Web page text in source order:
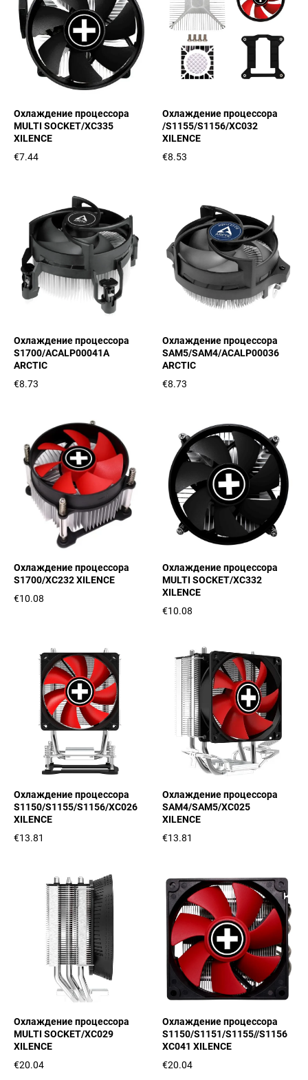
Охлаждение процессора
MULTI SOCKET/XC335
XILENCE
€7.44
Охлаждение процессора
/S1155/S1156/XC032
XILENCE
€8.53
Охлаждение процессора
S1700/ACALP00041A
ARCTIC
€8.73
Охлаждение процессора
SAM5/SAM4/ACALP00036
ARCTIC
€8.73
Охлаждение процессора
S1700/XC232 XILENCE
€10.08
Охлаждение процессора
MULTI SOCKET/XC332
XILENCE
€10.08
Охлаждение процессора
S1150/S1155/S1156/XC026
XILENCE
€13.81
Охлаждение процессора
SAM4/SAM5/XC025
XILENCE
€13.81
Охлаждение процессора
MULTI SOCKET/XC029
XILENCE
€20.04
Охлаждение процессора
S1150/S1151/S1155//S1156
XC041 XILENCE
€20.04